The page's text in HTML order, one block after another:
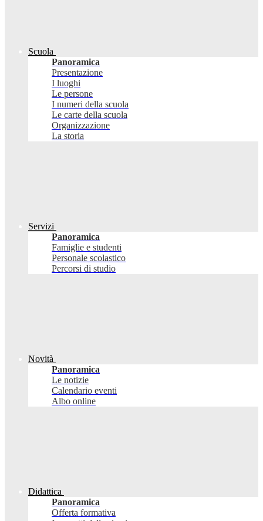
Scuola
Panoramica
Presentazione
I luoghi
Le persone
I numeri della scuola
Le carte della scuola
Organizzazione
La storia
Servizi
Panoramica
Famiglie e studenti
Personale scolastico
Percorsi di studio
Novità
Panoramica
Le notizie
Calendario eventi
Albo online
Didattica
Panoramica
Offerta formativa